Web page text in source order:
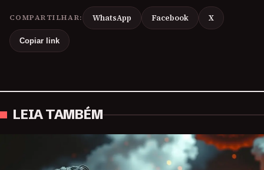
COMPARTILHAR: WhatsApp Facebook X
Copiar link
LEIA TAMBÉM